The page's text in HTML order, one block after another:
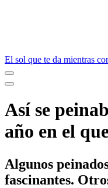
El sol que te da mientras
Así se
año en el
Algunos
fascinantes.